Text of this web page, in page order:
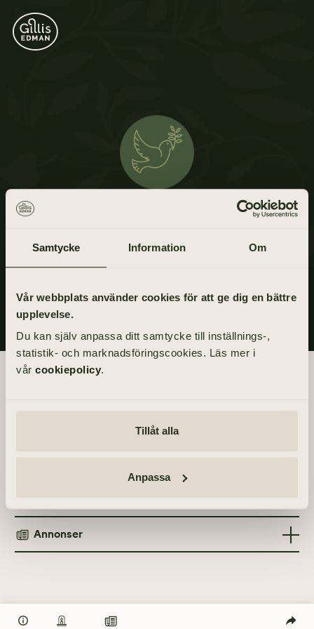
Samtycke Information Om
Vår webbplats använder cookies för att ge dig en bättre
upplevelse.
Du kan själv anpassa ditt samtycke till inställnings-,
statistik- och marknadsföringscookies. Läs mer i
vår cookiepolicy.
Tillåt alla
Anpassa
Lennart Olausson
24 september 1935 - 25 december 2020
Begravningsdagen
Cancerfonden
TÄND ETT LJUS
Annonser
Göteborgs-Posten